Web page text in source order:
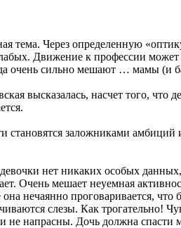
тема. Через определенную
Движение к профессии
очень сильно мешают … мамы
высказалась, насчет того,
становятся заложниками
нет никаких особых
Очень мешает неуемная
нечаянно проговаривается,
слезы. Как трогательно!
не напрасны. Дочь должна спасти